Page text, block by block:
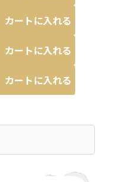
カートに入れる
カートに入れる
カートに入れる